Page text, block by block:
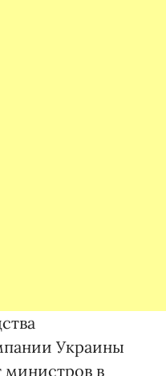
Украины
министров в